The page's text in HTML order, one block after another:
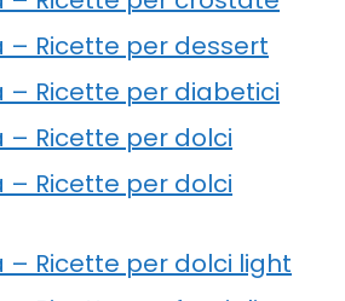
– Ricette per dessert
– Ricette per diabetici
– Ricette per dolci
– Ricette per dolci
– Ricette per dolci light